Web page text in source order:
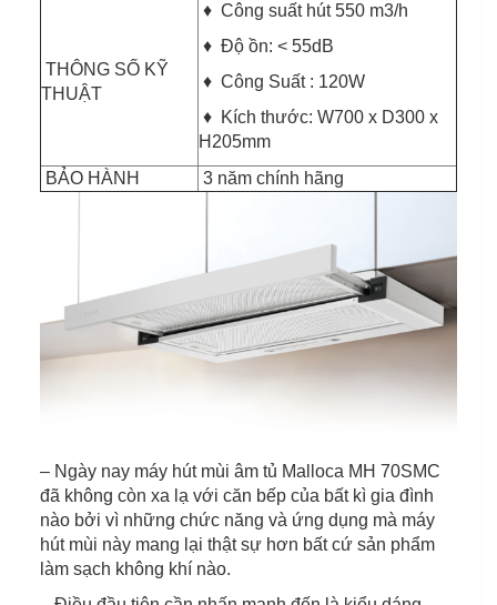
THÔNG SỐ KỸ
THUẬT
♦ Công suất hút 550 m3/h
♦ Độ ồn: < 55dB
♦ Công Suất : 120W
♦ Kích thước: W700 x D300 x
H205mm
BẢO HÀNH
3 năm chính hãng
– Ngày nay máy hút mùi âm tủ Malloca MH 70SMC
đã không còn xa lạ với căn bếp của bất kì gia đình
nào bởi vì những chức năng và ứng dụng mà máy
hút mùi này mang lại thật sự hơn bất cứ sản phẩm
làm sạch không khí nào.